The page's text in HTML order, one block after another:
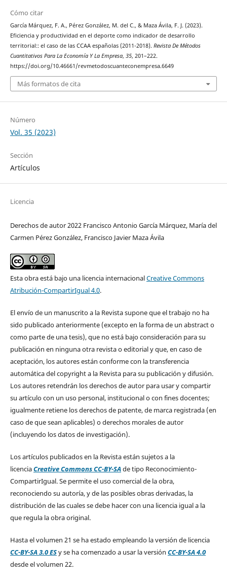
Cómo citar
García Márquez, F. A., Pérez González, M. del C., & Maza Ávila, F. J. (2023).
Eficiencia y productividad en el deporte como indicador de desarrollo
territorial:: el caso de las CCAA españolas (2011-2018). Revista De Métodos
Cuantitativos Para La Economía Y La Empresa, 35, 201–222.
https://doi.org/10.46661/revmetodoscuanteconempresa.6649
Más formatos de cita
Número
Vol. 35 (2023)
Sección
Artículos
Licencia
Derechos de autor 2022 Francisco Antonio García Márquez, María del
Carmen Pérez González, Francisco Javier Maza Ávila
Esta obra está bajo una licencia internacionalCreative Commons
Atribución-CompartirIgual 4.0.
El envío de un manuscrito a la Revista supone que el trabajo no ha
sido publicado anteriormente (excepto en la forma de un abstract o
como parte de una tesis), que no está bajo consideración para su
publicación en ninguna otra revista o editorial y que, en caso de
aceptación, los autores están conforme con la transferencia
automática del copyright a la Revista para su publicación y difusión.
Los autores retendrán los derechos de autor para usar y compartir
su artículo con un uso personal, institucional o con fines docentes;
igualmente retiene los derechos de patente, de marca registrada (en
caso de que sean aplicables) o derechos morales de autor
(incluyendo los datos de investigación).
Los artículos publicados en la Revista están sujetos a la
licenciaCreative Commons CC-BY-SAde tipo Reconocimiento-
CompartirIgual. Se permite el uso comercial de la obra,
reconociendo su autoría, y de las posibles obras derivadas, la
distribución de las cuales se debe hacer con una licencia igual a la
que regula la obra original.
Hasta el volumen 21 se ha estado empleando la versión de licencia
CC-BY-SA 3.0 ESy se ha comenzado a usar la versión CC-BY-SA 4.0
desde el volumen 22.